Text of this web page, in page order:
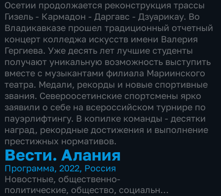
Осетии продолжается реконструкция трассы
Гизель - Кармадон - Даргавс - Дзуарикау. Во
Владикавказе прошел традиционный отчетный
концерт колледжа искусств имени Валерия
Гергиева. Уже десять лет лучшие студенты
получают уникальную возможность выступить
вместе с музыкантами филиала Мариинского
театра. Медали, рекорды и новые спортивные
звания. Североосетинские спортсмены ярко
заявили о себе на всероссийском турнире по
пауэрлифтингу. В копилке команды - десятки
наград, рекордные достижения и выполнение
престижных нормативов.
Вести. Алания
Программа,2022, Россия
Новостные, общественно-
политические, общество, социально-